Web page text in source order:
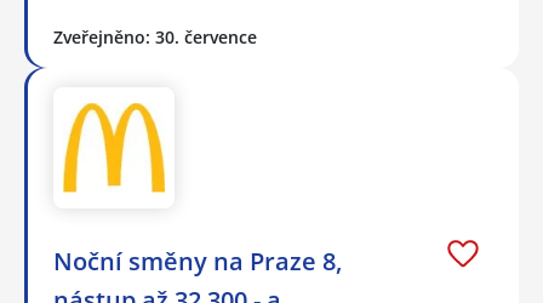
Zveřejněno: 30. července
Noční směny na Praze 8,